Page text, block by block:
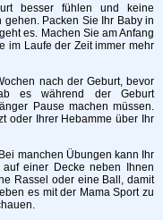
besser fühlen und keine
Packen Sie Ihr Baby in
es. Machen Sie am Anfang
im Laufe der Zeit immer mehr
nach der Geburt, bevor
es während der Geburt
Pause machen müssen.
oder Ihrer Hebamme über Ihr
manchen Übungen kann Ihr
einer Decke neben Ihnen
Rassel oder eine Ball, damit
es mit der Mama Sport zu